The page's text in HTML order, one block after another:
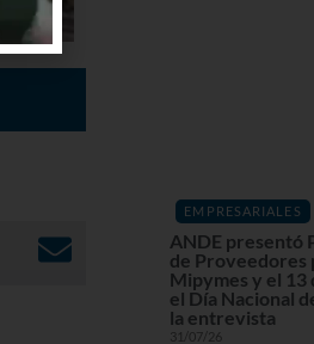
EMPRESARIALES
ANDE presentó
de
Mipymes y el 13
el Día Nacional
la entrevista
31/07/26